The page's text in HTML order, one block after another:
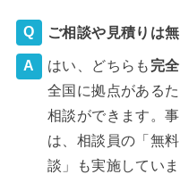
ご相談や見積りは
はい、どちらも 完全
全国に拠点がある
相談ができます。
は、相談員の「無
談」も実施していま